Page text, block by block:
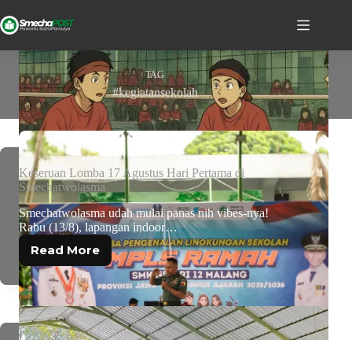
TAG
#kegiatansekolah
Keseruan Lomba 17 Agustus Hari Pertama di
Smechatwolasma
Smechatwolasma udah mulai panas nih vibes-nya!
Rabu (13/8), lapangan indoor…
Read More